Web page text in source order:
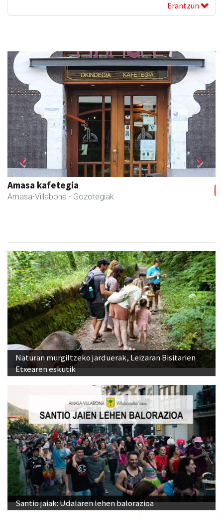
Erantzun
Amasa kafetegia
Amasa-Villabona - Gozotegiak
Previous Next
Naturan murgiltzeko jarduerak, Leizaran Bisitarien
Etxearen eskutik
Santio jaiak: Udalaren lehen balorazioa